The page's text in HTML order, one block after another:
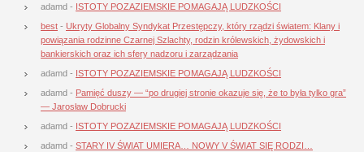
adamd - ISTOTY POZAZIEMSKIE POMAGAJĄ LUDZKOŚCI
best - Ukryty Globalny Syndykat Przestępczy, który rządzi światem: Klany i
powiązania rodzinne Czarnej Szlachty, rodzin królewskich, żydowskich i
bankierskich oraz ich sfery nadzoru i zarządzania
adamd - ISTOTY POZAZIEMSKIE POMAGAJĄ LUDZKOŚCI
adamd - Pamięć duszy — “po drugiej stronie okazuje się, że to była tylko gra”
— Jarosław Dobrucki
adamd - ISTOTY POZAZIEMSKIE POMAGAJĄ LUDZKOŚCI
adamd - STARY IV ŚWIAT UMIERA… NOWY V ŚWIAT SIĘ RODZI…